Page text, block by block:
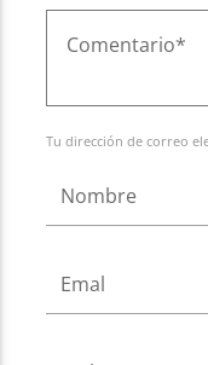
Tu dirección de correo